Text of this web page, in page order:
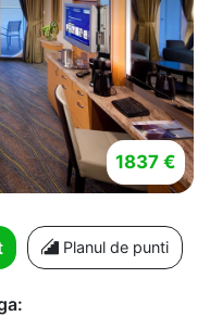
1837 €
Planul de punti